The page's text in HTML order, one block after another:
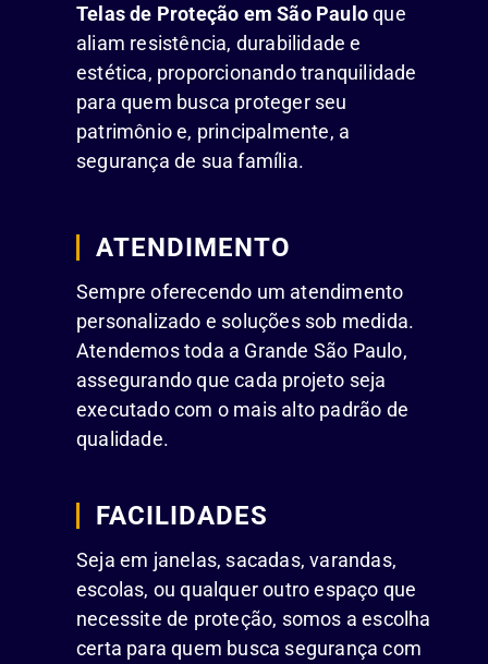
Telas de Proteção em São Pauloque
aliam resistência, durabilidade e
estética, proporcionando tranquilidade
para quem busca proteger seu
patrimônio e, principalmente, a
segurança de sua família.
ATENDIMENTO
Sempre oferecendo um atendimento
personalizado e soluções sob medida.
Atendemos toda a Grande São Paulo,
assegurando que cada projeto seja
executado com o mais alto padrão de
qualidade.
FACILIDADES
Seja em janelas, sacadas, varandas,
escolas, ou qualquer outro espaço que
necessite de proteção, somos a escolha
certa para quem busca segurança com